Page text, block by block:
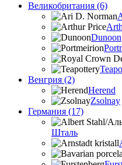
Великобритания (6)
Dunoon
Венгрия (2)
Herend
Zsolnay
Германия (17)
Шталь